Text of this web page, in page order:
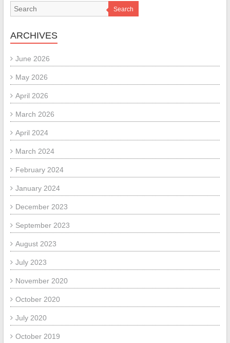
Search
ARCHIVES
June 2026
May 2026
April 2026
March 2026
April 2024
March 2024
February 2024
January 2024
December 2023
September 2023
August 2023
July 2023
November 2020
October 2020
July 2020
October 2019